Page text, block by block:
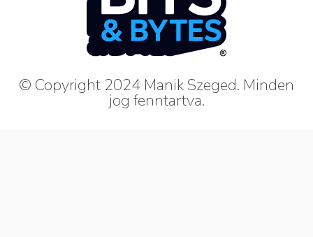
© Copyright 2024 Manik Szeged. Minden
jog fenntartva.